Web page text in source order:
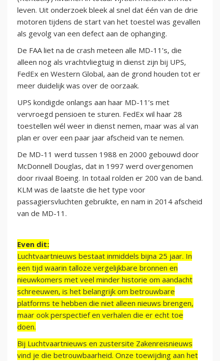
leven. Uit onderzoek bleek al snel dat één van de drie
motoren tijdens de start van het toestel was gevallen
als gevolg van een defect aan de ophanging.
De FAA liet na de crash meteen alle MD-11’s, die
alleen nog als vrachtvliegtuig in dienst zijn bij UPS,
FedEx en Western Global, aan de grond houden tot er
meer duidelijk was over de oorzaak.
UPS kondigde onlangs aan haar MD-11’s met
vervroegd pensioen te sturen. FedEx wil haar 28
toestellen wél weer in dienst nemen, maar was al van
plan er over een paar jaar afscheid van te nemen.
De MD-11 werd tussen 1988 en 2000 gebouwd door
McDonnell Douglas, dat in 1997 werd overgenomen
door rivaal Boeing. In totaal rolden er 200 van de band.
KLM was de laatste die het type voor
passagiersvluchten gebruikte, en nam in 2014 afscheid
van de MD-11.
Even dit:
Luchtvaartnieuws bestaat inmiddels bijna 25 jaar. In
een tijd waarin talloze vergelijkbare bronnen en
nieuwkomers met veel minder historie om aandacht
schreeuwen, is het belangrijk om betrouwbare
platforms te hebben die niet alleen nieuws brengen,
maar ook perspectief en verhalen die er echt toe
doen.
Bij Luchtvaartnieuws en zustersite Zakenreisnieuws
vind je die betrouwbaarheid. Onze toewijding aan het